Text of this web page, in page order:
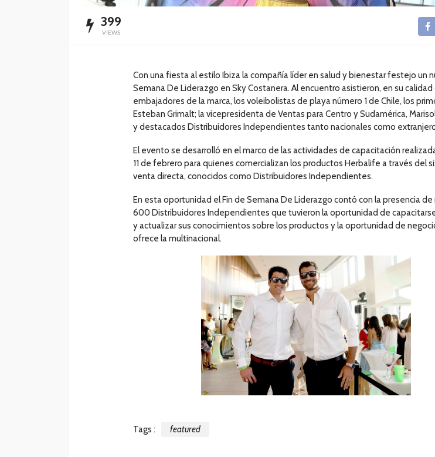
399
VIEWS
Con una fiesta al estilo Ibiza la compañía líder en salud y bienestar festejo un
Semana De Liderazgo en Sky Costanera. Al encuentro asistieron, en su calidad
embajadores de la marca, los voleibolistas de playa número 1 de Chile, los
Esteban Grimalt; la vicepresidenta de Ventas para Centro y Sudamérica,
y destacados Distribuidores Independientes tanto nacionales como
El evento se desarrolló en el marco de las actividades de capacitación
11 de febrero para quienes comercializan los productos Herbalife a través del
venta directa, conocidos como Distribuidores Independientes.
En esta oportunidad el Fin de Semana De Liderazgo contó con la presencia de
600 Distribuidores Independientes que tuvieron la oportunidad de
y actualizar sus conocimientos sobre los productos y la oportunidad de
ofrece la multinacional.
Tags : featured